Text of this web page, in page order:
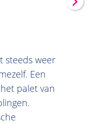
steeds weer
Een
palet van